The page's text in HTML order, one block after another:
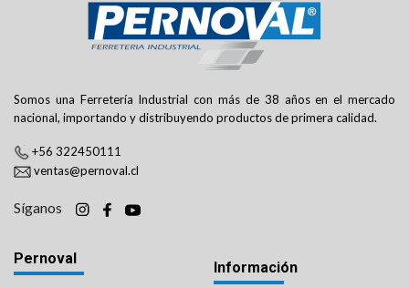
Somos una Ferretería Industrial con más de 38 años en el mercado
nacional, importando y distribuyendo productos de primera calidad.
+56 322450111
ventas@pernoval.cl
Síganos
Pernoval
Información